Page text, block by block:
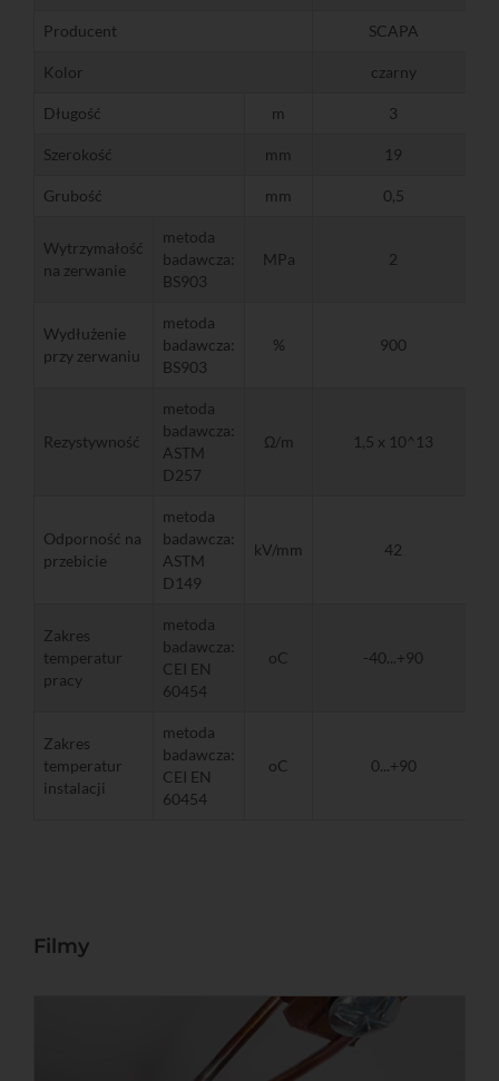
Producent SCAPA
Kolor czarny
Długość m 3
Szerokość mm 19
Grubość mm 0,5
Wytrzymałość
na zerwanie
metoda
badawcza:
BS903
MPa 2
Wydłużenie
przy zerwaniu
metoda
badawcza:
BS903
% 900
Rezystywność
metoda
badawcza:
ASTM
D257
Ω/m 1,5 x 10^13
Odporność na
przebicie
metoda
badawcza:
ASTM
D149
kV/mm 42
Zakres
temperatur
pracy
metoda
badawcza:
CEI EN
60454
oC -40...+90
Zakres
temperatur
instalacji
metoda
badawcza:
CEI EN
60454
oC 0...+90
Filmy